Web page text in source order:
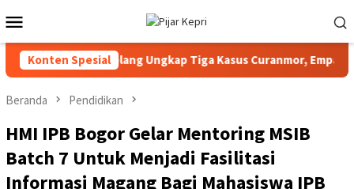
ke
kontenMobile
Konten Spesial
Polresta Barelang Ungkap Tiga Kasus Curanmor, Empat
Beranda Pendidikan
HMI IPB Bogor Gelar Mentoring MSIB
Batch 7 Untuk Menjadi Fasilitasi
Informasi Magang Bagi Mahasiswa IPB